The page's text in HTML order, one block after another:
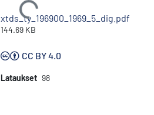
Ladataan...
xtds_ty_196900_1969_5_dig.pdf
144.69 KB
CC BY 4.0
Lataukset 98